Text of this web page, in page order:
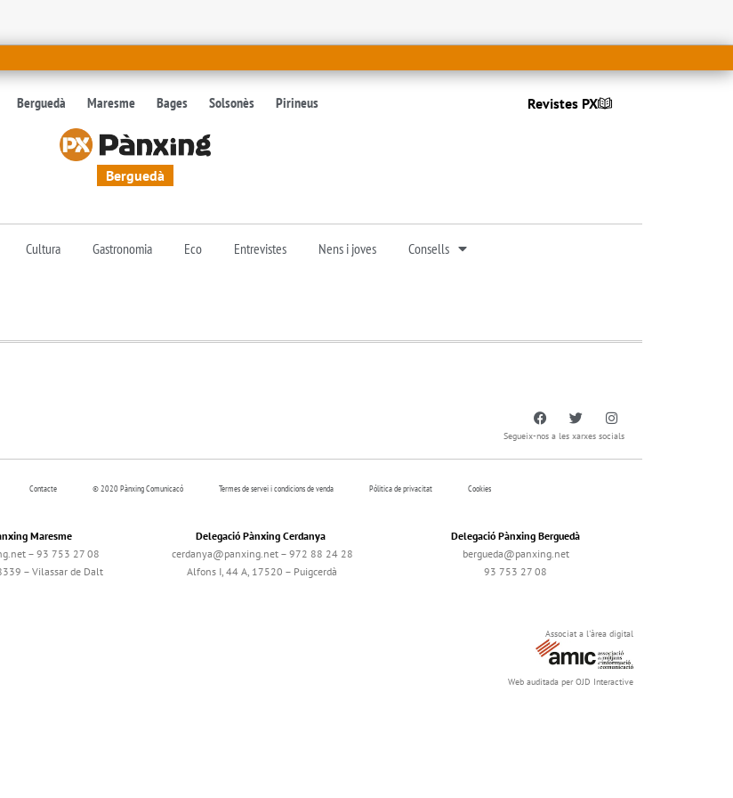
Berguedà Maresme Bages Solsonès Pirineus Revistes PX
Berguedà
Cultura Gastronomia Eco Entrevistes Nens i joves Consells
Segueix-nos a les xarxes socials
Contacte © 2020 Pànxing Comunicacó Termes de servei i condicions de venda Pólitica de privacitat Cookies
Maresme
– 93 753 27 08
– Vilassar de Dalt
Delegació Pànxing Cerdanya
cerdanya@panxing.net – 972 88 24 28
Alfons I, 44 A, 17520 – Puigcerdà
Delegació Pànxing Berguedà
bergueda@panxing.net
93 753 27 08
Associat a l'àrea digital
Web auditada per OJD Interactive